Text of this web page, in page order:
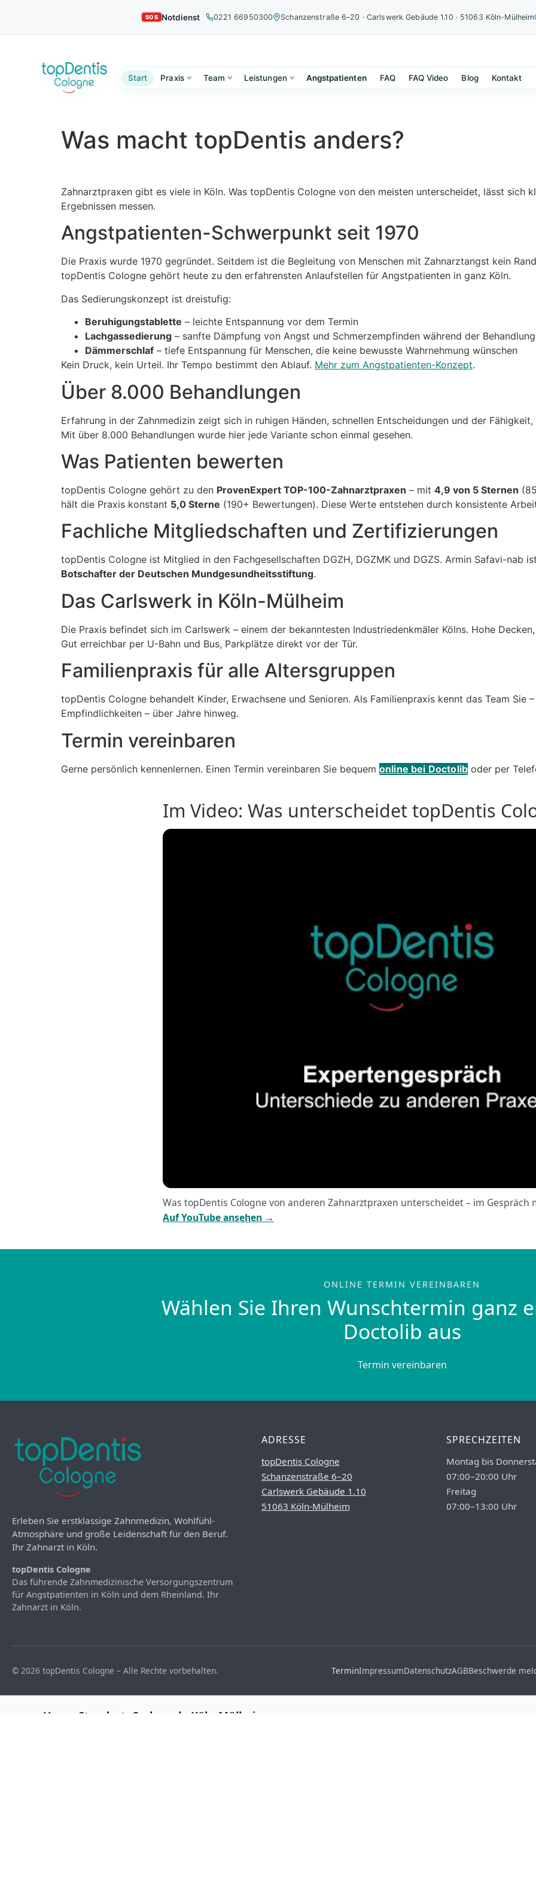
Notdienst 0221 66950300 Schanzenstraße 6–20 · Carlswerk Gebäude 1.10 · 51063 Köln-Mülheim
Start Praxis Team Leistungen Angstpatienten FAQ FAQ Video Blog Kontakt
Was macht topDentis anders?
Zahnarztpraxen gibt es viele in Köln. Was topDentis Cologne von den meisten unterscheidet, lässt sich
Ergebnissen messen.
Angstpatienten-Schwerpunkt seit 1970
Die Praxis wurde 1970 gegründet. Seitdem ist die Begleitung von Menschen mit Zahnarztangst kein
topDentis Cologne gehört heute zu den erfahrensten Anlaufstellen für Angstpatienten in ganz Köln.
Das Sedierungskonzept ist dreistufig:
Beruhigungstablette – leichte Entspannung vor dem Termin
Lachgassedierung – sanfte Dämpfung von Angst und Schmerzempfinden während der Behandlung
Dämmerschlaf – tiefe Entspannung für Menschen, die keine bewusste Wahrnehmung wünschen
Kein Druck, kein Urteil. Ihr Tempo bestimmt den Ablauf. Mehr zum Angstpatienten-Konzept.
Über 8.000 Behandlungen
Erfahrung in der Zahnmedizin zeigt sich in ruhigen Händen, schnellen Entscheidungen und der
Mit über 8.000 Behandlungen wurde hier jede Variante schon einmal gesehen.
Was Patienten bewerten
topDentis Cologne gehört zu den ProvenExpert TOP-100-Zahnarztpraxen – mit 4,9 von 5 Sternen
hält die Praxis konstant 5,0 Sterne (190+ Bewertungen). Diese Werte entstehen durch konsistente
Fachliche Mitgliedschaften und Zertifizierungen
topDentis Cologne ist Mitglied in den Fachgesellschaften DGZH, DGZMK und DGZS. Armin Safavi-nab
Botschafter der Deutschen Mundgesundheitsstiftung.
Das Carlswerk in Köln-Mülheim
Die Praxis befindet sich im Carlswerk – einem der bekanntesten Industriedenkmäler Kölns. Hohe
Gut erreichbar per U-Bahn und Bus, Parkplätze direkt vor der Tür.
Familienpraxis für alle Altersgruppen
topDentis Cologne behandelt Kinder, Erwachsene und Senioren. Als Familienpraxis kennt das Team Sie
Empfindlichkeiten – über Jahre hinweg.
Termin vereinbaren
Gerne persönlich kennenlernen. Einen Termin vereinbaren Sie bequem online bei Doctolib oder per
Im Video: Was unterscheidet topDentis
Was topDentis Cologne von anderen Zahnarztpraxen unterscheidet – im Gespräch
Auf YouTube ansehen →
ONLINE TERMIN VEREINBAREN
Wählen Sie Ihren Wunschtermin ganz
Doctolib aus
Termin vereinbaren
Erleben Sie erstklassige Zahnmedizin, Wohlfühl-
Atmosphäre und große Leidenschaft für den Beruf.
Ihr Zahnarzt in Köln.
topDentis Cologne
Das führende Zahnmedizinische Versorgungszentrum
für Angstpatienten in Köln und dem Rheinland. Ihr
Zahnarzt in Köln.
ADRESSE
topDentis Cologne
Schanzenstraße 6–20
Carlswerk Gebäude 1.10
51063 Köln-Mülheim
SPRECHZEITEN
Montag bis
07:00–20:00 Uhr
Freitag
07:00–13:00 Uhr
© 2026 topDentis Cologne – Alle Rechte vorbehalten. TerminImpressumDatenschutzAGBBeschwerde
Unser Standort: Carlswerk, Köln-Mülheim